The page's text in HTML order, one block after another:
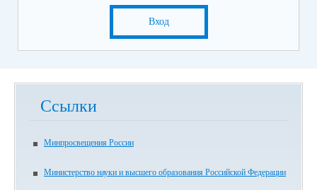
Вход
Ссылки
Минпросвещения России
Министерство науки и высшего образования Российской Федерации